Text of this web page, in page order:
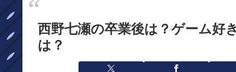
西野七瀬の卒業後は？ゲーム好
は？